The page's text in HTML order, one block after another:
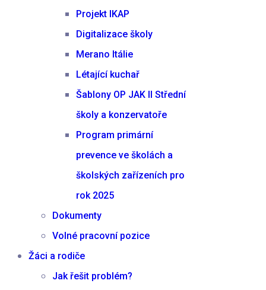
Projekt IKAP
Digitalizace školy
Merano Itálie
Létající kuchař
Šablony OP JAK II Střední
školy a konzervatoře
Program primární
prevence ve školách a
školských zařízeních pro
rok 2025
Dokumenty
Volné pracovní pozice
Žáci a rodiče
Jak řešit problém?